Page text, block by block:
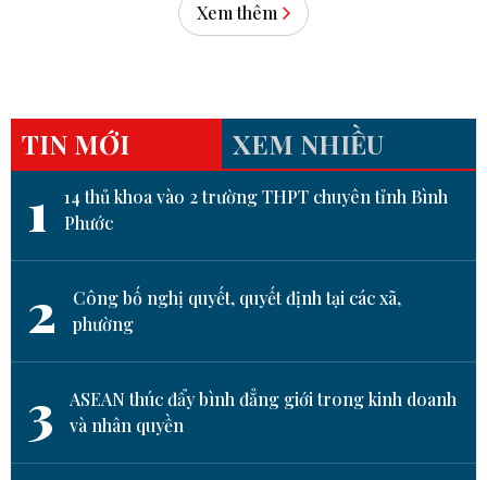
Xem thêm
TIN MỚI XEM NHIỀU
1
14 thủ khoa vào 2 trường THPT chuyên tỉnh Bình
Phước
2
Công bố nghị quyết, quyết định tại các xã,
phường
3
ASEAN thúc đẩy bình đẳng giới trong kinh doanh
và nhân quyền